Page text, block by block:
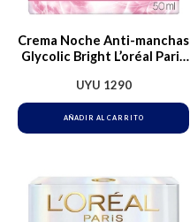
Crema Noche Anti-manchas
Glycolic Bright L’oréal Paris
UYU 1290
AÑADIR AL CARRITO